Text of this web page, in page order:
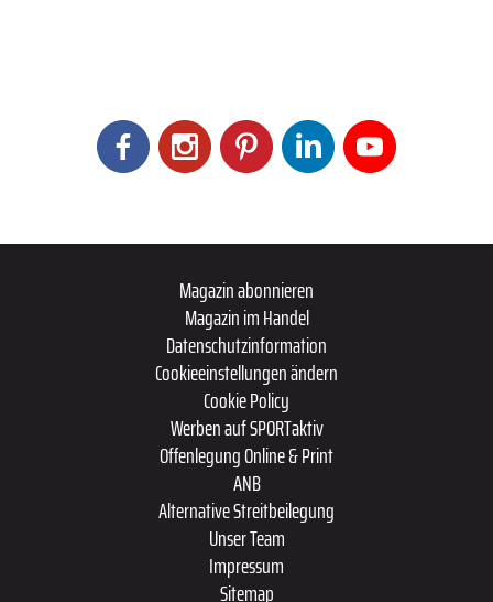
Magazin abonnieren
Magazin im Handel
Datenschutzinformation
Cookieeinstellungen ändern
Cookie Policy
Werben auf SPORTaktiv
Offenlegung Online & Print
ANB
Alternative Streitbeilegung
Unser Team
Impressum
Sitemap